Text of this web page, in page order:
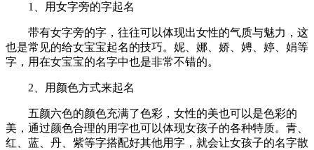
1、用女字旁的字起名
带有女字旁的字，往往可以体现出女性的气质与魅力，这
也是常见的给女宝宝起名的技巧。妮、娜、娇、娉、婷、娟等
字，用在女宝宝的名字中也是非常不错的。
2、用颜色方式来起名
五颜六色的颜色充满了色彩，女性的美也可以是色彩的
美，通过颜色合理的用字也可以体现女孩子的各种特质。青、
红、蓝、丹、紫等字搭配好其他用字，就会让女孩子的名字散